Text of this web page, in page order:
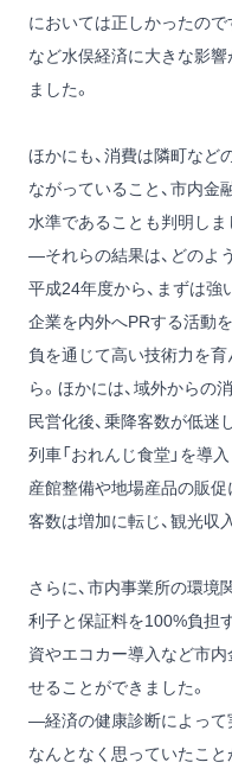
においては正しかったので
など水俣経済に大きな影
ました。
ほかにも、消費は隣町など
ながっていること、市内
水準であることも判明しま
―それらの結果は、どのよ
平成24年度から、まずは強
企業を内外へPRする活動
負を通じて高い技術力を
ら。ほかには、域外からの
民営化後、乗降客数が低迷
列車「おれんじ食堂」を導
産館整備や地場産品の販促
客数は増加に転じ、観光収
さらに、市内事業所の環境
利子と保証料を100%負担
資やエコカー導入など市
せることができました。
―経済の健康診断によって
なんとなく思っていたこと